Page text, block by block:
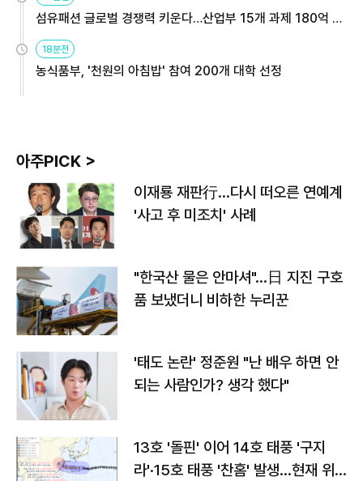
섬유패션 글로벌 경쟁력 키운다…산업부 15개 과제 180억 지
원
18분전
농식품부, '천원의 아침밥' 참여 200개 대학 선정
아주PICK >
이재룡 재판行…다시 떠오른 연예계
'사고 후 미조치' 사례
"한국산 물은 안마셔"…日 지진 구호
품 보냈더니 비하한 누리꾼
'태도 논란' 정준원 "난 배우 하면 안
되는 사람인가? 생각 했다"
13호 '돌핀' 이어 14호 태풍 '구지
라'·15호 태풍 '찬홈' 발생…현재 위